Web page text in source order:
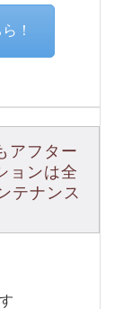
ろうと思い
！
アフター
ョンは全
テナンス